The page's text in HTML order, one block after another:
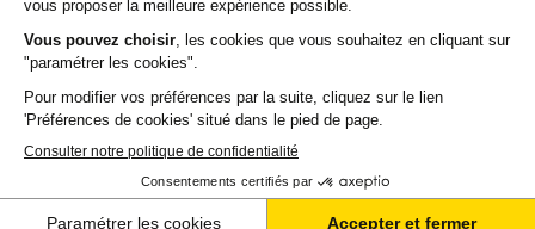
Attention : le tambour est le support du toner, ne le
contient pas de poudre.